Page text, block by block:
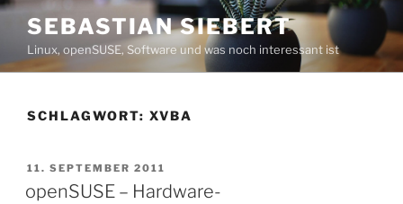
Zum
Inhalt
springen
SEBASTIAN SIEBERT
Linux, openSUSE, Software und was noch interessant ist
SCHLAGWORT: XVBA
VERÖFFENTLICHT
11. SEPTEMBER 2011
openSUSE – Hardware-